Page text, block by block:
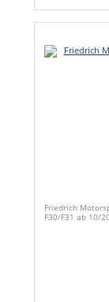
Friedrich
F30/F31 ab 10/